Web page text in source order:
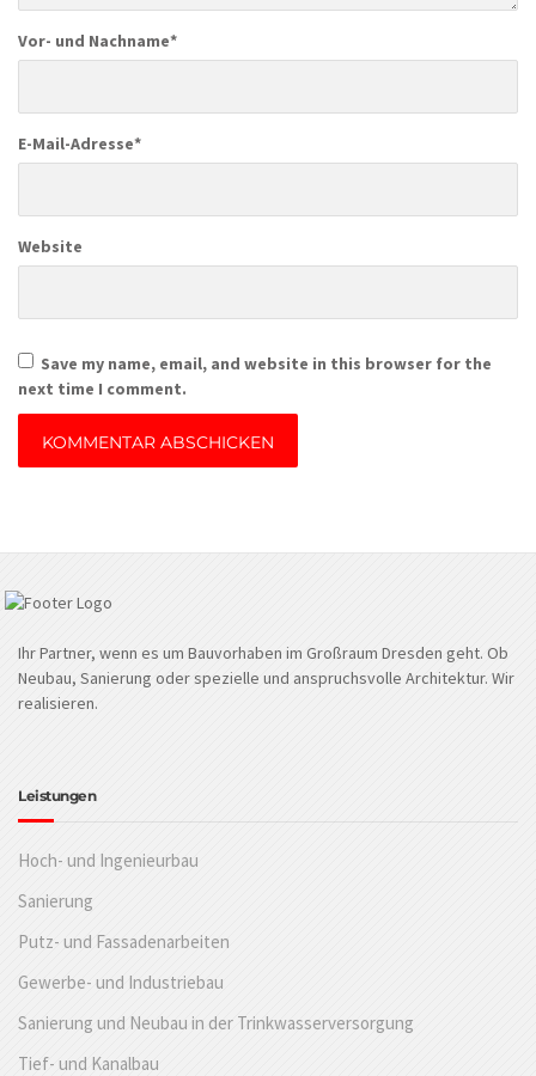
Vor- und Nachname*
E-Mail-Adresse*
Website
Save my name, email, and website in this browser for the
next time I comment.
Ihr Partner, wenn es um Bauvorhaben im Großraum Dresden geht. Ob
Neubau, Sanierung oder spezielle und anspruchsvolle Architektur. Wir
realisieren.
Leistungen
Hoch- und Ingenieurbau
Sanierung
Putz- und Fassadenarbeiten
Gewerbe- und Industriebau
Sanierung und Neubau in der Trinkwasserversorgung
Tief- und Kanalbau